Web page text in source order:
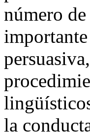
número
la